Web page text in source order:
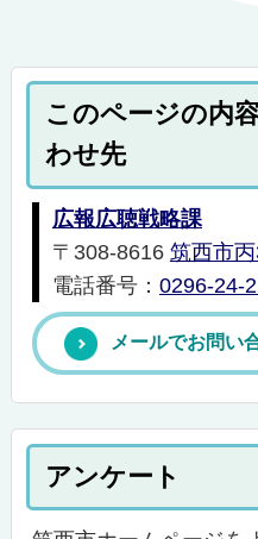
このページの内
わせ先
広報広聴戦略課
〒308-8616 筑西市
電話番号： 0296-24-
メールでお問い
アンケート